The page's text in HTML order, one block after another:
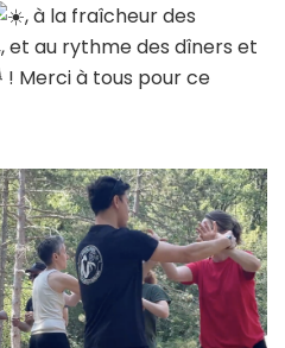
, à la fraîcheur des
, et au rythme des dîners et
! Merci à tous pour ce